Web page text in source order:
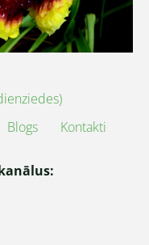
Blogs Kontakti